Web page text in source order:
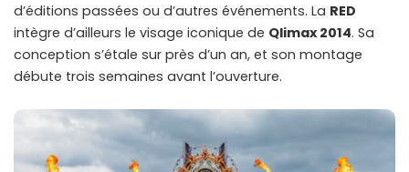
d’éditions passées ou d’autres événements. La RED
intègre d’ailleurs le visage iconique de Qlimax 2014. Sa
conception s’étale sur près d’un an, et son montage
débute trois semaines avant l’ouverture.